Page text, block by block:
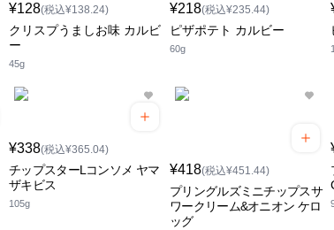
¥128(税込¥138.24)
クリスプうましお味 カルビ
ー
45g
¥218(税込¥235.44)
ピザポテト カルビー
60g
¥338(税込¥365.04)
チップスターLコンソメ ヤマ
ザキビス
105g
¥418(税込¥451.44)
プリングルズミニチップスサ
ワークリーム&オニオン ケロ
ッグ